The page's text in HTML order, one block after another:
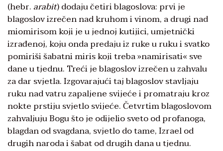
(hebr. arabit) dodaju četiri blagoslova: prvi je
blagoslov izrečen nad kruhom i vinom, a drugi nad
miomirisom koji je u jednoj kutijici, umjetnički
izrađenoj, koju onda predaju iz ruke u ruku i svatko
pomiriši šabatni miris koji treba »namirisati« sve
dane u tjednu. Treći je blagoslov izrečen u zahvalu
za dar svjetla. Izgovarajući taj blagoslov stavljaju
ruku nad vatru zapaljene svijeće i promatraju kroz
nokte prstiju svjetlo svijeće. Četvrtim blagoslovom
zahvaljuju Bogu što je odijelio sveto od profanoga,
blagdan od svagdana, svjetlo do tame, Izrael od
drugih naroda i šabat od drugih dana u tjednu.